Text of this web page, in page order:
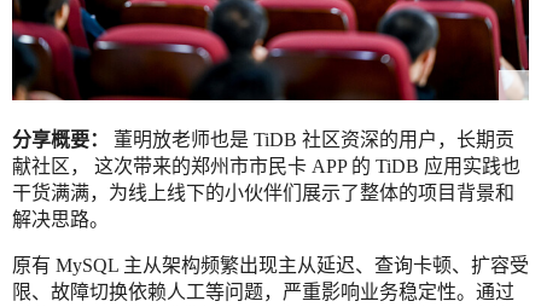
分享概要：
董明放老师也是 TiDB 社区资深的用户，长期贡
献社区， 这次带来的郑州市市民卡 APP 的 TiDB 应用实践也
干货满满，为线上线下的小伙伴们展示了整体的项目背景和
解决思路。
原有 MySQL 主从架构频繁出现主从延迟、查询卡顿、扩容受
限、故障切换依赖人工等问题，严重影响业务稳定性。通过